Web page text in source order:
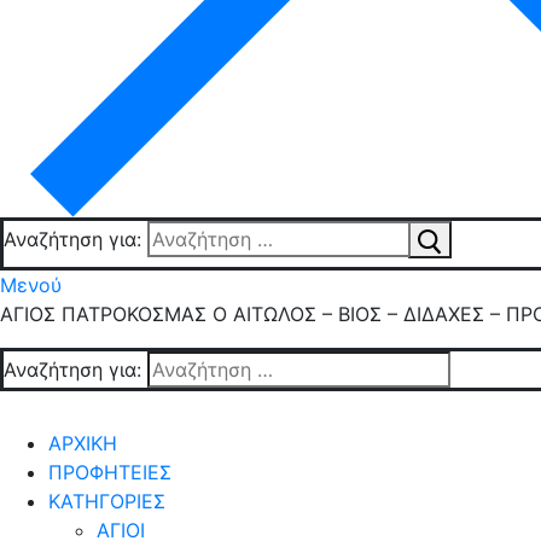
Αναζήτηση για:
Μενού
ΑΓΙΟΣ ΠΑΤΡΟΚΟΣΜΑΣ Ο ΑΙΤΩΛΟΣ – ΒΙΟΣ – ΔΙΔΑΧΕΣ –
Αναζήτηση για:
ΑΡΧΙΚΗ
ΠΡΟΦΗΤΕΙΕΣ
ΚΑΤΗΓΟΡΙΕΣ
ΑΓΙΟΙ